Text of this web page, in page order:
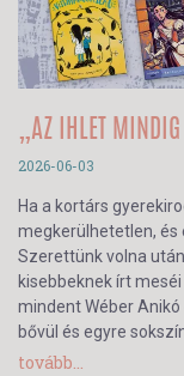
„AZ IHLET
2026-06-03
Ha a kortárs
megkerülhetetlen, és
Szerettünk volna
kisebbeknek írt
mindent Wéber
bővül és egyre
tovább...